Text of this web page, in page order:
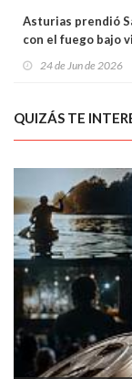
Asturias prendió
con el fuego bajo
24 de Jun de 2026
QUIZÁS TE